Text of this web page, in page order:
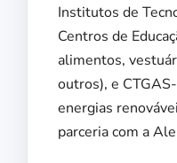
Institutos de
Centros de
alimentos,
outros), e
energias
parceria com a